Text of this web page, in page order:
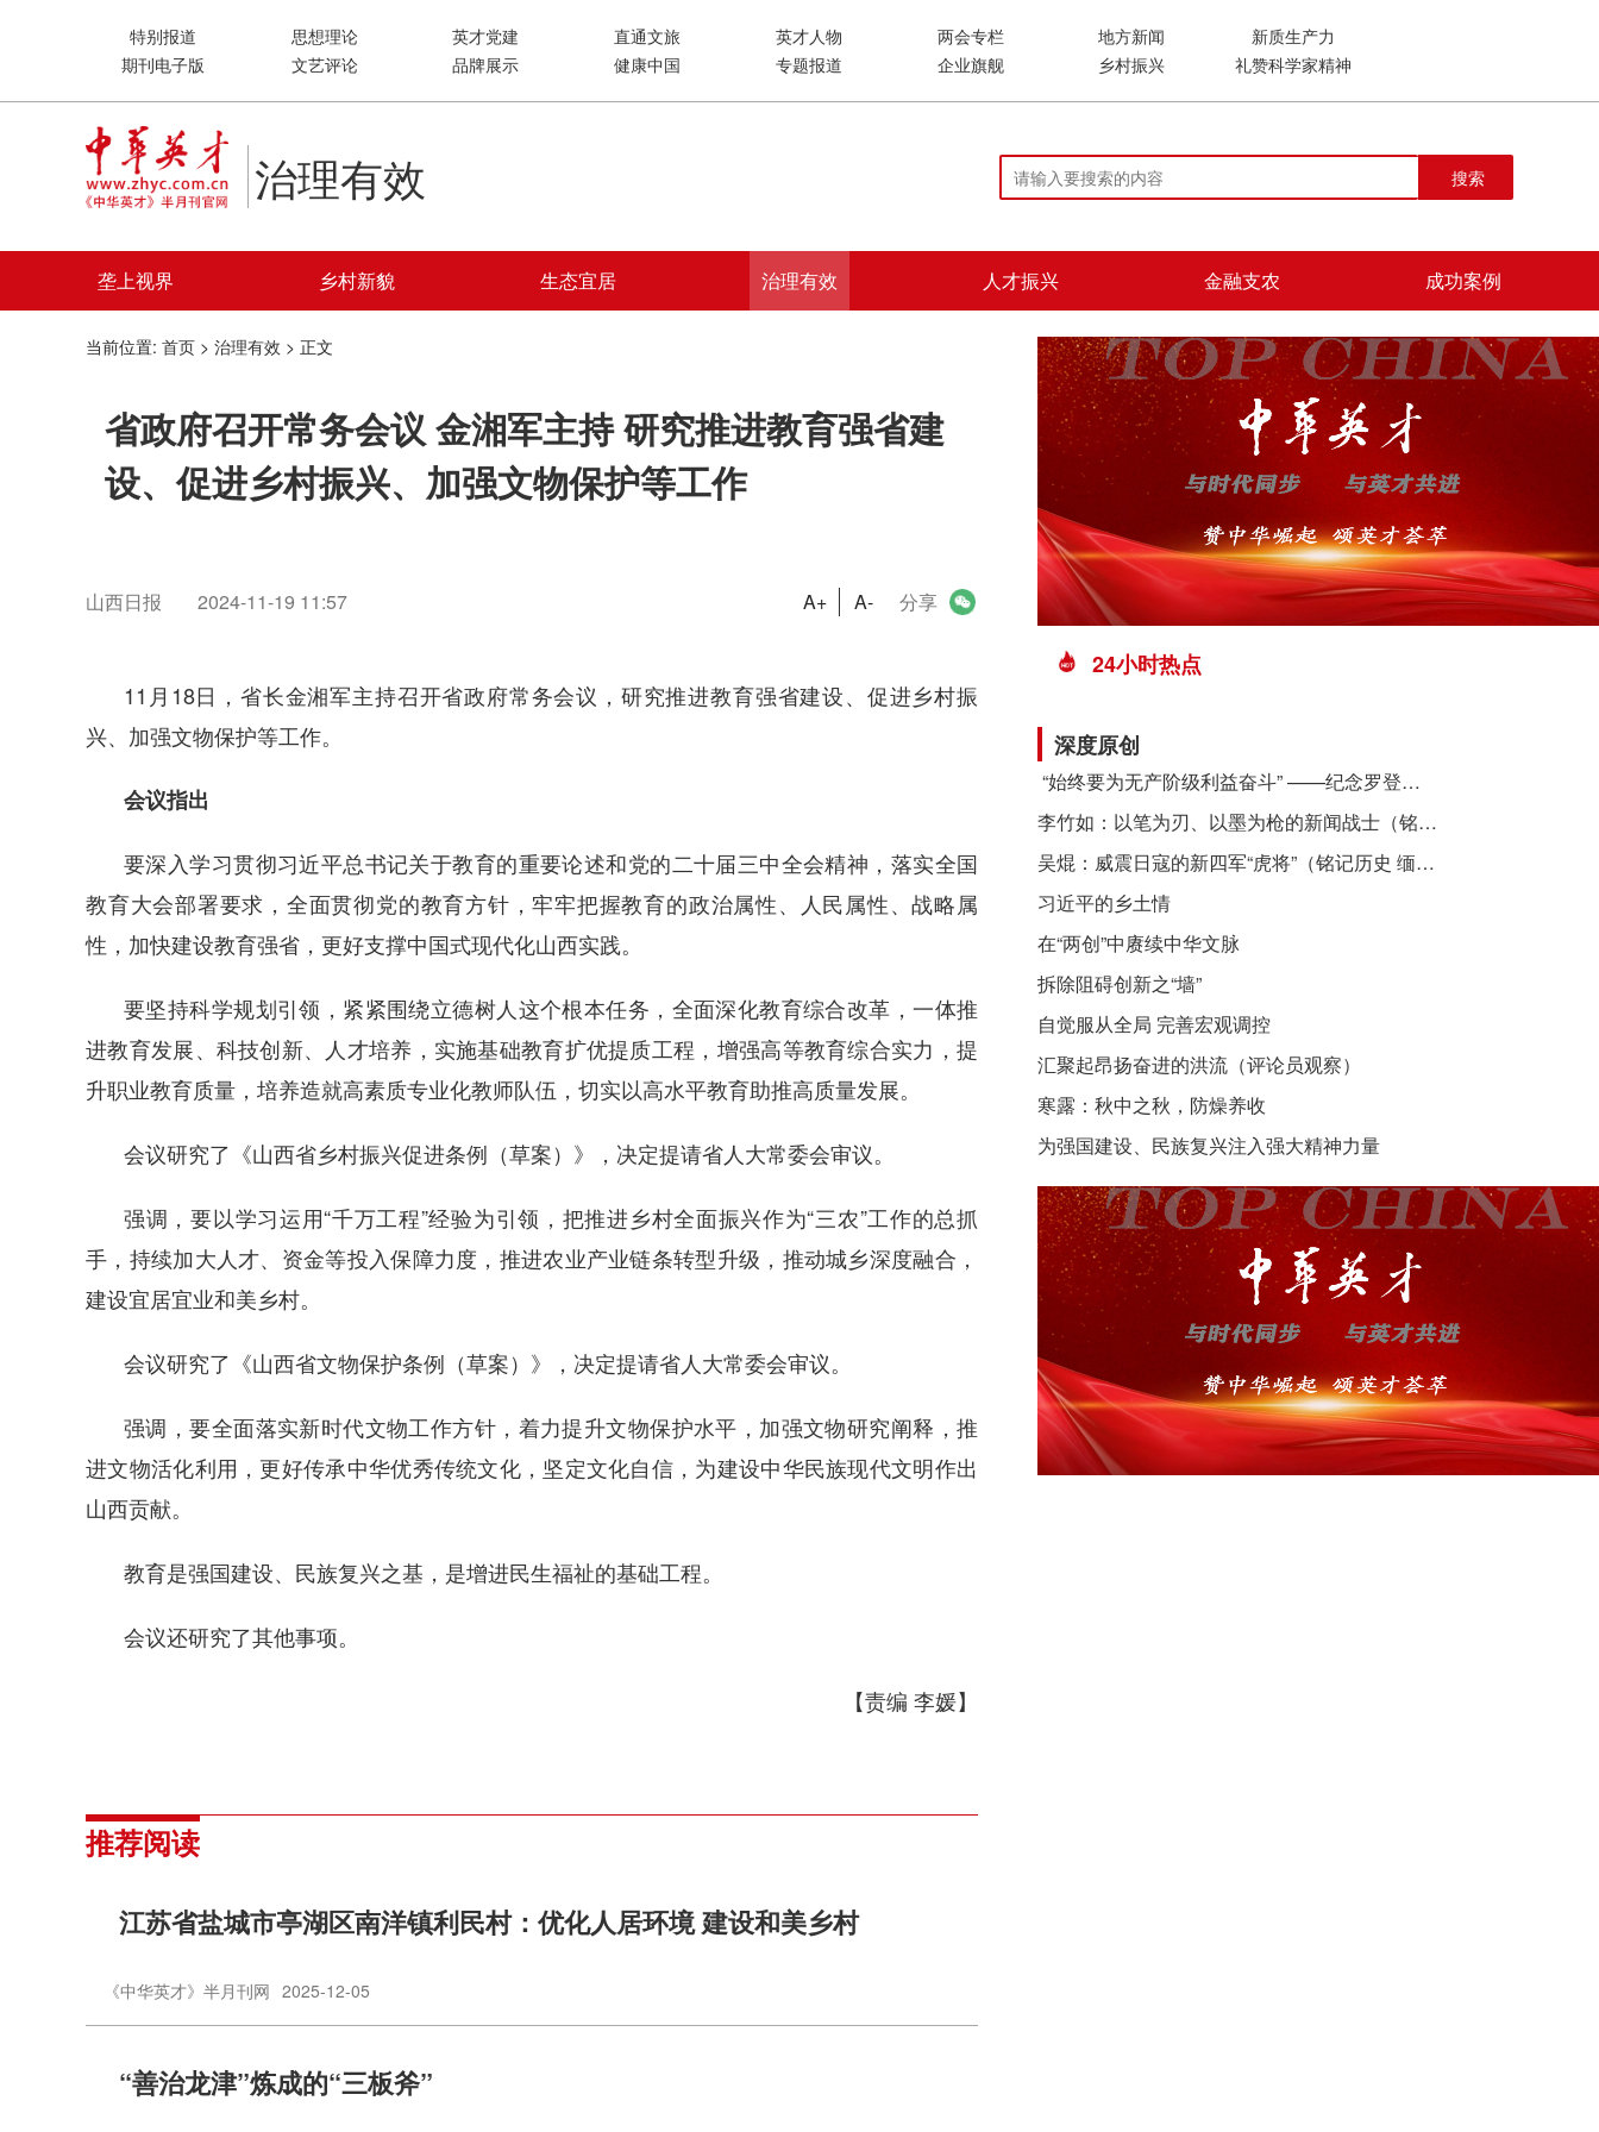
特别报道 思想理论 英才党建 直通文旅 英才人物 两会专栏 地方新闻
新质生产力
期刊电子版
文艺评论 品牌展示 健康中国 专题报道 企业旗舰 乡村振兴 礼赞科学家精神
治理有效 搜索
垄上视界 乡村新貌 生态宜居 治理有效 人才振兴 金融支农 成功案例
当前位置: 首页 > 治理有效 > 正文
省政府召开常务会议 金湘军主持 研究推进教育强省建
设、促进乡村振兴、加强文物保护等工作
山西日报 2024-11-19 11:57 A+ A- 分享
11月18日，省长金湘军主持召开省政府常务会议，研究推进教育强省建设、促进乡村振
兴、加强文物保护等工作。
会议指出
要深入学习贯彻习近平总书记关于教育的重要论述和党的二十届三中全会精神，落实全国
教育大会部署要求，全面贯彻党的教育方针，牢牢把握教育的政治属性、人民属性、战略属
性，加快建设教育强省，更好支撑中国式现代化山西实践。
要坚持科学规划引领，紧紧围绕立德树人这个根本任务，全面深化教育综合改革，一体推
进教育发展、科技创新、人才培养，实施基础教育扩优提质工程，增强高等教育综合实力，提
升职业教育质量，培养造就高素质专业化教师队伍，切实以高水平教育助推高质量发展。
会议研究了《山西省乡村振兴促进条例（草案）》，决定提请省人大常委会审议。
强调，要以学习运用“千万工程”经验为引领，把推进乡村全面振兴作为“三农”工作的总抓
手，持续加大人才、资金等投入保障力度，推进农业产业链条转型升级，推动城乡深度融合，
建设宜居宜业和美乡村。
会议研究了《山西省文物保护条例（草案）》，决定提请省人大常委会审议。
强调，要全面落实新时代文物工作方针，着力提升文物保护水平，加强文物研究阐释，推
进文物活化利用，更好传承中华优秀传统文化，坚定文化自信，为建设中华民族现代文明作出
山西贡献。
教育是强国建设、民族复兴之基，是增进民生福祉的基础工程。
会议还研究了其他事项。
【责编 李媛】
推荐阅读
江苏省盐城市亭湖区南洋镇利民村：优化人居环境 建设和美乡村
《中华英才》半月刊网 2025-12-05
“善治龙津”炼成的“三板斧”
24小时热点
深度原创
​ “始终要为无产阶级利益奋斗” ——纪念罗登贤同志诞辰120周年
李竹如：以笔为刃、以墨为枪的新闻战士（铭记历史 缅怀先烈·抗日英雄）
吴焜：威震日寇的新四军“虎将”（铭记历史 缅怀先烈·抗日英雄）
习近平的乡土情
在“两创”中赓续中华文脉
拆除阻碍创新之“墙”
自觉服从全局 完善宏观调控
汇聚起昂扬奋进的洪流（评论员观察）
寒露：秋中之秋，防燥养收
为强国建设、民族复兴注入强大精神力量